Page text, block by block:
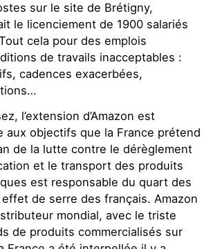
sur le site de Brétigny,
le licenciement de 1900 salariés
cela pour des emplois
de travails inacceptables :
cadences exacerbées,
l’extension d’Amazon est
aux objectifs que la France prétend
de la lutte contre le dérèglement
et le transport des produits
est responsable du quart des
de serre des français. Amazon
mondial, avec le triste
de produits commercialisés sur